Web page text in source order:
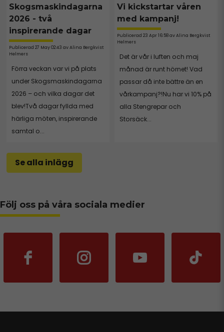
Skogsmaskindagarna
2026 - två
inspirerande dagar
Publicerad 27 May 02:43 av Alina Bergkvist
Helmers
Förra veckan var vi på plats
under Skogsmaskindagarna
2026 – och vilka dagar det
blev!Två dagar fyllda med
härliga möten, inspirerande
samtal o...
Vi kickstartar våren
med kampanj!
Publicerad 23 Apr 16:58 av Alina Bergkvist
Helmers
Det är vår i luften och maj
månad är runt hörnet! Vad
passar då inte bättre än en
vårkampanj?!Nu har vi 10% på
alla Stengrepar och
Storsäck...
Se alla inlägg
Följ oss på våra sociala medier